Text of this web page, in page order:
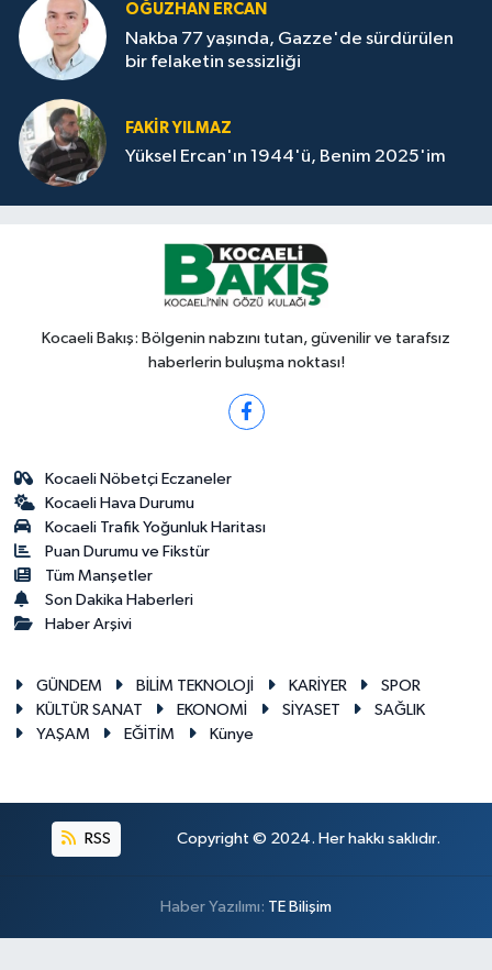
OĞUZHAN ERCAN
Nakba 77 yaşında, Gazze'de sürdürülen
bir felaketin sessizliği
FAKİR YILMAZ
Yüksel Ercan'ın 1944'ü, Benim 2025'im
Kocaeli Bakış: Bölgenin nabzını tutan, güvenilir ve tarafsız
haberlerin buluşma noktası!
Kocaeli Nöbetçi Eczaneler
Kocaeli Hava Durumu
Kocaeli Trafik Yoğunluk Haritası
Puan Durumu ve Fikstür
Tüm Manşetler
Son Dakika Haberleri
Haber Arşivi
GÜNDEM BİLİM TEKNOLOJİ KARİYER
SPOR
KÜLTÜR SANAT
EKONOMİ SİYASET
SAĞLIK
YAŞAM
EĞİTİM Künye
RSS Copyright © 2024. Her hakkı saklıdır.
Haber Yazılımı: TE Bilişim